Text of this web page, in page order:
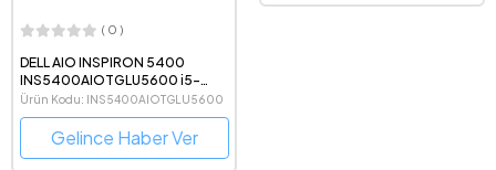
( 0 )
DELL AIO INSPIRON 5400
INS5400AIOTGLU5600 i5-
1135G7 23.8 8G 1TB HDD 256G
SSD MX330 2GVGA W10P
Ürün Kodu: INS5400AIOTGLU5600
Gelince Haber Ver